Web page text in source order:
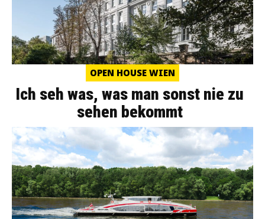
OPEN HOUSE WIEN
Ich seh was, was man sonst nie zu
sehen bekommt